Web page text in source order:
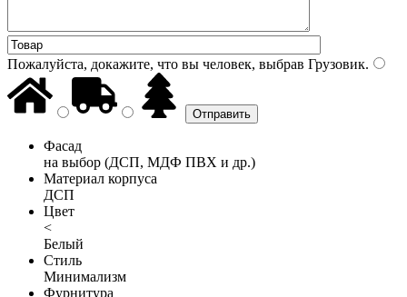
Пожалуйста, докажите, что вы человек, выбрав Грузовик.
Фасад
на выбор (ДСП, МДФ ПВХ и др.)
Материал корпуса
ДСП
Цвет
<
Белый
Стиль
Минимализм
Фурнитура